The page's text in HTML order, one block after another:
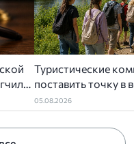
Туристические
поставить точку в
детского
05.08.2026